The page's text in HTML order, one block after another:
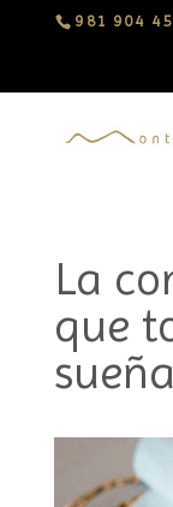
981 904
La
que
sueña